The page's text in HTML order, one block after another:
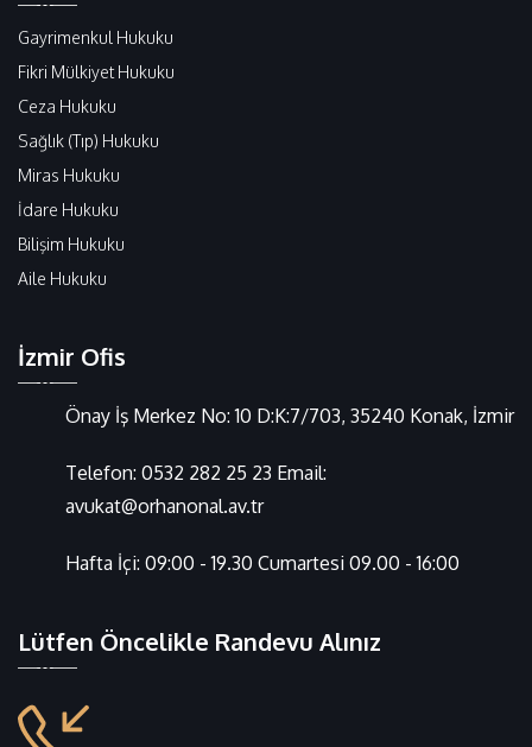
Gayrimenkul Hukuku
Fikri Mülkiyet Hukuku
Ceza Hukuku
Sağlık (Tıp) Hukuku
Miras Hukuku
İdare Hukuku
Bilişim Hukuku
Aile Hukuku
İzmir Ofis
Önay İş Merkez No: 10 D:K:7/703, 35240 Konak, İzmir
Telefon: 0532 282 25 23 Email:
avukat@orhanonal.av.tr
Hafta İçi: 09:00 - 19.30 Cumartesi 09.00 - 16:00
Lütfen Öncelikle Randevu Alınız